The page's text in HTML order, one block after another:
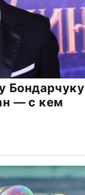
Бондарчуку
— с кем